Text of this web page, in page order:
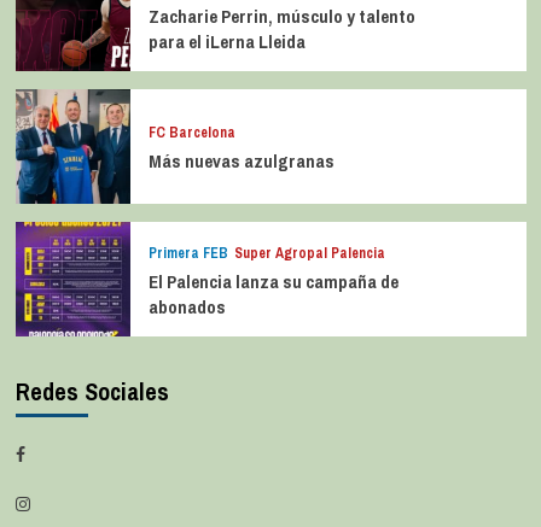
Zacharie Perrin, músculo y talento
para el iLerna Lleida
FC Barcelona
Más nuevas azulgranas
Primera FEB Super Agropal Palencia
El Palencia lanza su campaña de
abonados
Redes Sociales